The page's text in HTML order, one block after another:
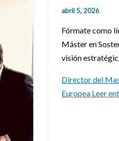
abril 5, 2026
Fórmate como
Máster en
visión
Director del
EuropeaLeer